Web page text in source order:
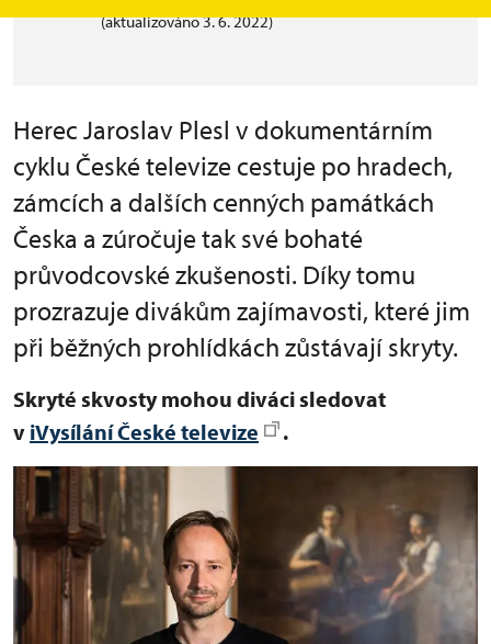
(aktualizováno 3. 6. 2022)
Herec Jaroslav Plesl v dokumentárním
cyklu České televize cestuje po hradech,
zámcích a dalších cenných památkách
Česka a zúročuje tak své bohaté
průvodcovské zkušenosti. Díky tomu
prozrazuje divákům zajímavosti, které jim
při běžných prohlídkách zůstávají skryty.
Skryté skvosty mohou diváci sledovat
v iVysílání České televize .